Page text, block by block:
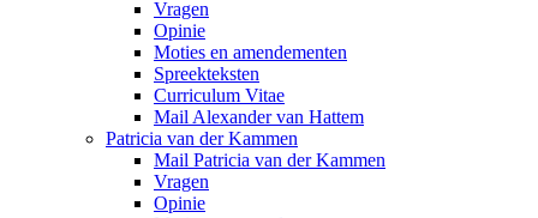
Vragen
Opinie
Moties en amendementen
Spreekteksten
Curriculum Vitae
Mail Alexander van Hattem
Patricia van der Kammen
Mail Patricia van der Kammen
Vragen
Opinie